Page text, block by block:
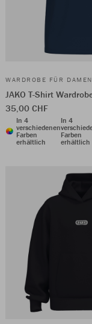
WARDROBE FÜR DAMEN
JAKO T-Shirt
35,00 CHF
In 4
verschiedenen
Farben
erhältlich
In 4
Farben
erhältlich